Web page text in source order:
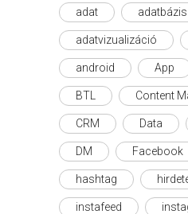
adat adatbázis
adatvizualizáció
android App
BTL Content
CRM Data
DM Facebook
hashtag
instafeed